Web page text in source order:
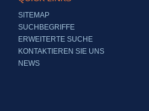
SITEMAP
SUCHBEGRIFFE
ERWEITERTE SUCHE
KONTAKTIEREN SIE UNS
NEWS